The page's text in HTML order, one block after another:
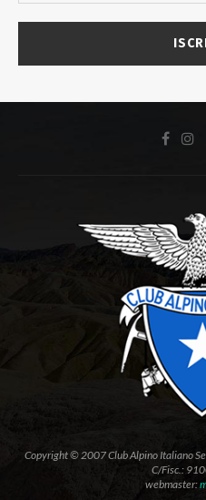
Copyright © 2007 Club Alpino Italiano
C/Fisc.:
webmaster: